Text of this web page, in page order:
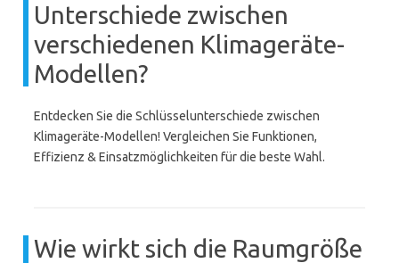
Unterschiede zwischen
verschiedenen Klimageräte-
Modellen?
Entdecken Sie die Schlüsselunterschiede zwischen
Klimageräte-Modellen! Vergleichen Sie Funktionen,
Effizienz & Einsatzmöglichkeiten für die beste Wahl.
Wie wirkt sich die Raumgröße